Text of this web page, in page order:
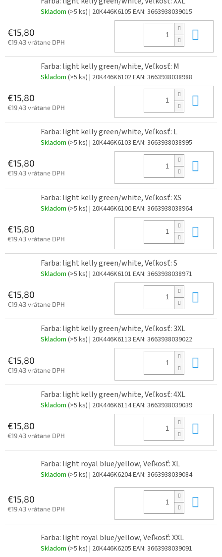
Skladom (>5 ks) | 20K446K6105 EAN: 3663938039015
€15,80
€19,43 vrátane DPH
Farba: light kelly green/white, Veľkosť: M
Skladom (>5 ks) | 20K446K6102EAN: 3663938038988
€15,80
€19,43 vrátane DPH
Farba: light kelly green/white, Veľkosť: L
Skladom (>5 ks) | 20K446K6103 EAN: 3663938038995
€15,80
€19,43 vrátane DPH
Farba: light kelly green/white, Veľkosť: XS
Skladom (>5 ks) | 20K446K6100EAN: 3663938038964
€15,80
€19,43 vrátane DPH
Farba: light kelly green/white, Veľkosť: S
Skladom (>5 ks) | 20K446K6101 EAN: 3663938038971
€15,80
€19,43 vrátane DPH
Farba: light kelly green/white, Veľkosť: 3XL
Skladom (>5 ks) | 20K446K6113 EAN: 3663938039022
€15,80
€19,43 vrátane DPH
Farba: light kelly green/white, Veľkosť: 4XL
Skladom (>5 ks) | 20K446K6114EAN: 3663938039039
€15,80
€19,43 vrátane DPH
Farba: light royal blue/yellow, Veľkosť: XL
Skladom (>5 ks) | 20K446K6204EAN: 3663938039084
€15,80
€19,43 vrátane DPH
Farba: light royal blue/yellow, Veľkosť: XXL
Skladom (>5 ks) | 20K446K6205 EAN: 3663938039091